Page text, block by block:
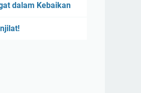
dalam Kebaikan